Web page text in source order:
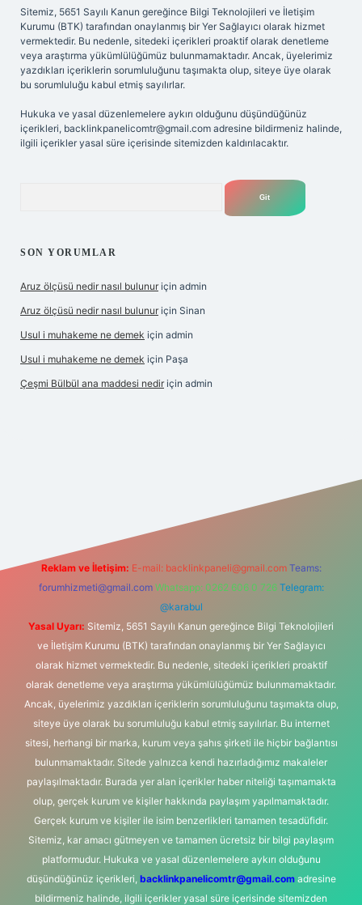
Sitemiz, 5651 Sayılı Kanun gereğince Bilgi Teknolojileri ve İletişim
Kurumu (BTK) tarafından onaylanmış bir Yer Sağlayıcı olarak hizmet
vermektedir. Bu nedenle, sitedeki içerikleri proaktif olarak denetleme
veya araştırma yükümlülüğümüz bulunmamaktadır. Ancak, üyelerimiz
yazdıkları içeriklerin sorumluluğunu taşımakta olup, siteye üye olarak
bu sorumluluğu kabul etmiş sayılırlar.
Hukuka ve yasal düzenlemelere aykırı olduğunu düşündüğünüz
içerikleri, backlinkpanelicomtr@gmail.com adresine bildirmeniz halinde,
ilgili içerikler yasal süre içerisinde sitemizden kaldırılacaktır.
SON YORUMLAR
Aruz ölçüsü nedir nasıl bulunur için admin
Aruz ölçüsü nedir nasıl bulunur için Sinan
Usul i muhakeme ne demek için admin
Usul i muhakeme ne demek için Paşa
Çeşmi Bülbül ana maddesi nedir için admin
Reklam ve İletişim: E-mail: backlinkpaneli@gmail.com Teams:
forumhizmeti@gmail.com Whatsapp: 0262 606 0 726 Telegram:
@karabul
Yasal Uyarı: Sitemiz, 5651 Sayılı Kanun gereğince Bilgi Teknolojileri
ve İletişim Kurumu (BTK) tarafından onaylanmış bir Yer Sağlayıcı
olarak hizmet vermektedir. Bu nedenle, sitedeki içerikleri proaktif
olarak denetleme veya araştırma yükümlülüğümüz bulunmamaktadır.
Ancak, üyelerimiz yazdıkları içeriklerin sorumluluğunu taşımakta olup,
siteye üye olarak bu sorumluluğu kabul etmiş sayılırlar. Bu internet
sitesi, herhangi bir marka, kurum veya şahıs şirketi ile hiçbir bağlantısı
bulunmamaktadır. Sitede yalnızca kendi hazırladığımız makaleler
paylaşılmaktadır. Burada yer alan içerikler haber niteliği taşımamakta
olup, gerçek kurum ve kişiler hakkında paylaşım yapılmamaktadır.
Gerçek kurum ve kişiler ile isim benzerlikleri tamamen tesadüfidir.
Sitemiz, kar amacı gütmeyen ve tamamen ücretsiz bir bilgi paylaşım
platformudur. Hukuka ve yasal düzenlemelere aykırı olduğunu
düşündüğünüz içerikleri, backlinkpanelicomtr@gmail.comadresine
bildirmeniz halinde, ilgili içerikler yasal süre içerisinde sitemizden